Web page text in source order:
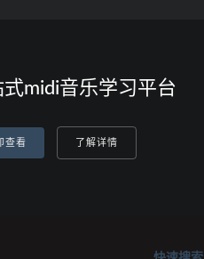
midi音乐学习平台
查看 了解详情